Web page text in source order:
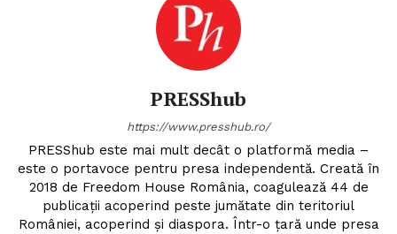
PRESShub
https://www.presshub.ro/
PRESShub este mai mult decât o platformă media –
este o portavoce pentru presa independentă. Creată în
2018 de Freedom House România, coagulează 44 de
publicații acoperind peste jumătate din teritoriul
României, acoperind și diaspora. Într-o țară unde presa